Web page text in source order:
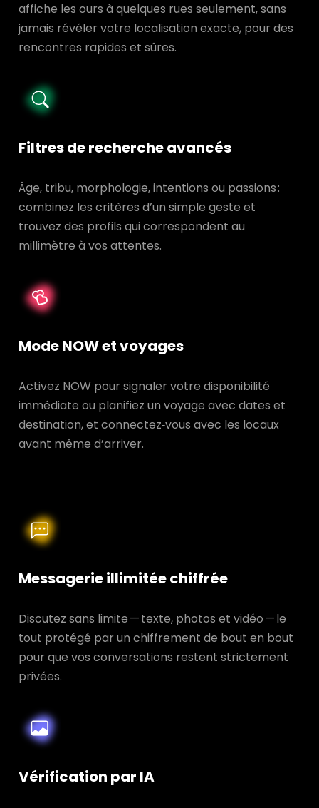
affiche les ours à quelques rues seulement, sans
jamais révéler votre localisation exacte, pour des
rencontres rapides et sûres.
Filtres de recherche avancés
Âge, tribu, morphologie, intentions ou passions :
combinez les critères d’un simple geste et
trouvez des profils qui correspondent au
millimètre à vos attentes.
Mode NOW et voyages
Activez NOW pour signaler votre disponibilité
immédiate ou planifiez un voyage avec dates et
destination, et connectez‑vous avec les locaux
avant même d’arriver.
Messagerie illimitée chiffrée
Discutez sans limite — texte, photos et vidéo — le
tout protégé par un chiffrement de bout en bout
pour que vos conversations restent strictement
privées.
Vérification par IA